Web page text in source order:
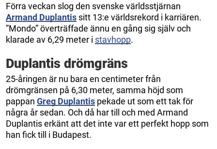
Förra veckan slog den svenske världsstjärnan
Armand Duplantis sitt 13:e världsrekord i karriären.
”Mondo” överträffade ännu en gång sig själv och
klarade av 6,29 meter i stavhopp.
Duplantis drömgräns
25-åringen är nu bara en centimeter från
drömgränsen på 6,30 meter, samma höjd som
pappan Greg Duplantis pekade ut som ett tak för
några år sedan. Och då har till och med Armand
Duplantis erkänt att det inte var ett perfekt hopp som
han fick till i Budapest.